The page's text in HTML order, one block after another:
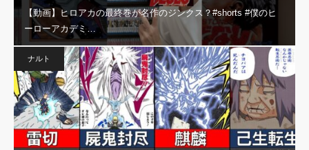
【動画】ヒロアカの最終巻が名作のジンクス？#shorts #僕のヒ
ーローアカデミ…
ナルト